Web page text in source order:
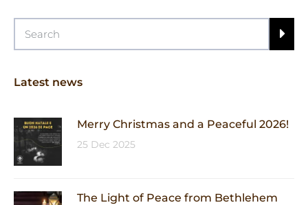
Latest news
Merry Christmas and a Peaceful 2026!
25 Dec 2025
The Light of Peace from Bethlehem